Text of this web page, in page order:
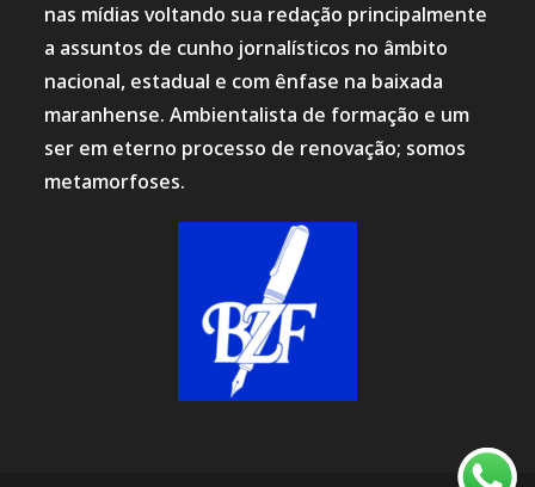
nas mídias voltando sua redação principalmente
a assuntos de cunho jornalísticos no âmbito
nacional, estadual e com ênfase na baixada
maranhense. Ambientalista de formação e um
ser em eterno processo de renovação; somos
metamorfoses.